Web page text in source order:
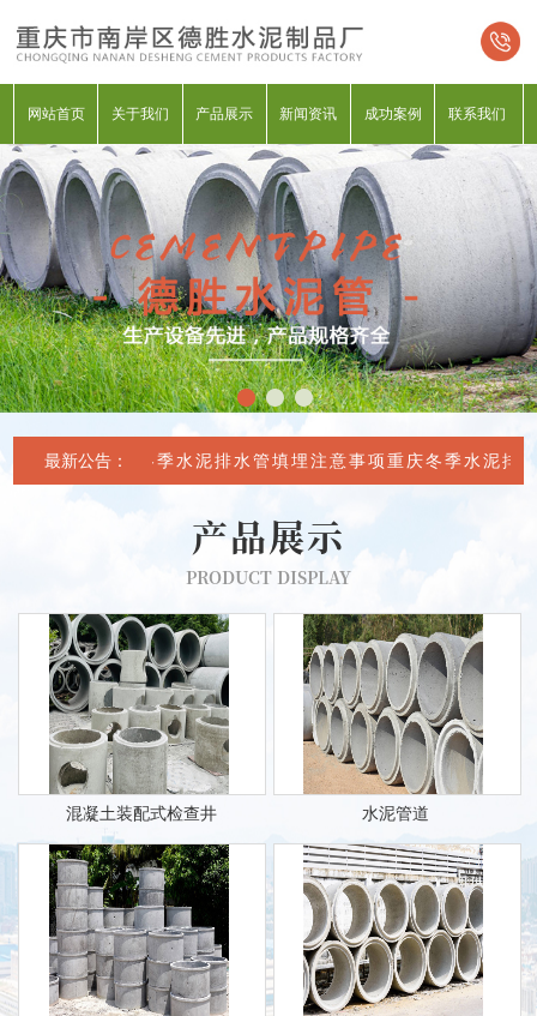
网站首页 关于我们 产品展示 新闻资讯 成功案例 联系我们
最新公告：重庆冬季水泥排水管填埋注意事项重庆冬季水泥排水
产品展示
PRODUCT DISPLAY
混凝土装配式检查井 水泥管道